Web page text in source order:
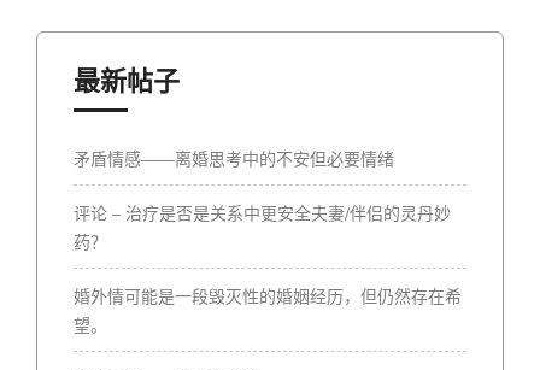
最新帖子
矛盾情感——离婚思考中的不安但必要情绪
评论 – 治疗是否是关系中更安全夫妻/伴侣的灵丹妙
药？
婚外情可能是一段毁灭性的婚姻经历，但仍然存在希
望。